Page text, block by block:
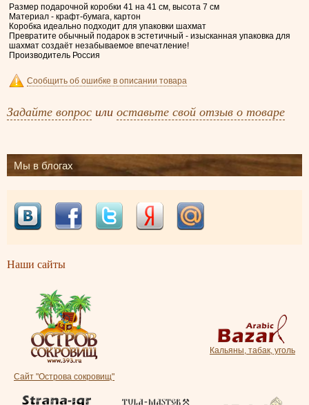
Размер подарочной коробки 41 на 41 см, высота 7 см
Материал - крафт-бумага, картон
Коробка идеально подходит для упаковки шахмат
Превратите обычный подарок в эстетичный - изысканная упаковка для
шахмат создаёт незабываемое впечатление!
Производитель Россия
Сообщить об ошибке в описании товара
Задайте вопрос или оставьте свой отзыв о товаре
Мы в блогах
Наши сайты
Сайт "Острова сокровищ"
Кальяны, табак, уголь